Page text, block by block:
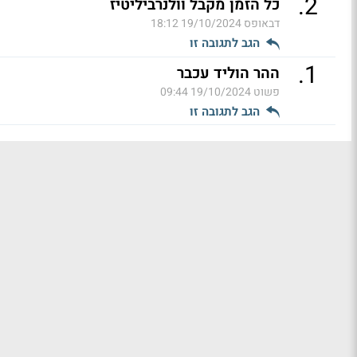
2
. כל הזמן מקבל וולנרביליטיז
דבאופס19/10/2024 18:12
הגב לתגובה זו
1
. ההר הוליד עכבר
פשוט19/10/2024 09:44
הגב לתגובה זו